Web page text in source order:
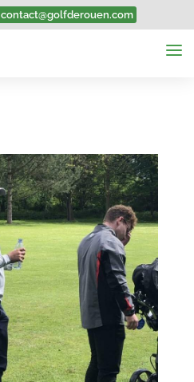
contact@golfderouen.com